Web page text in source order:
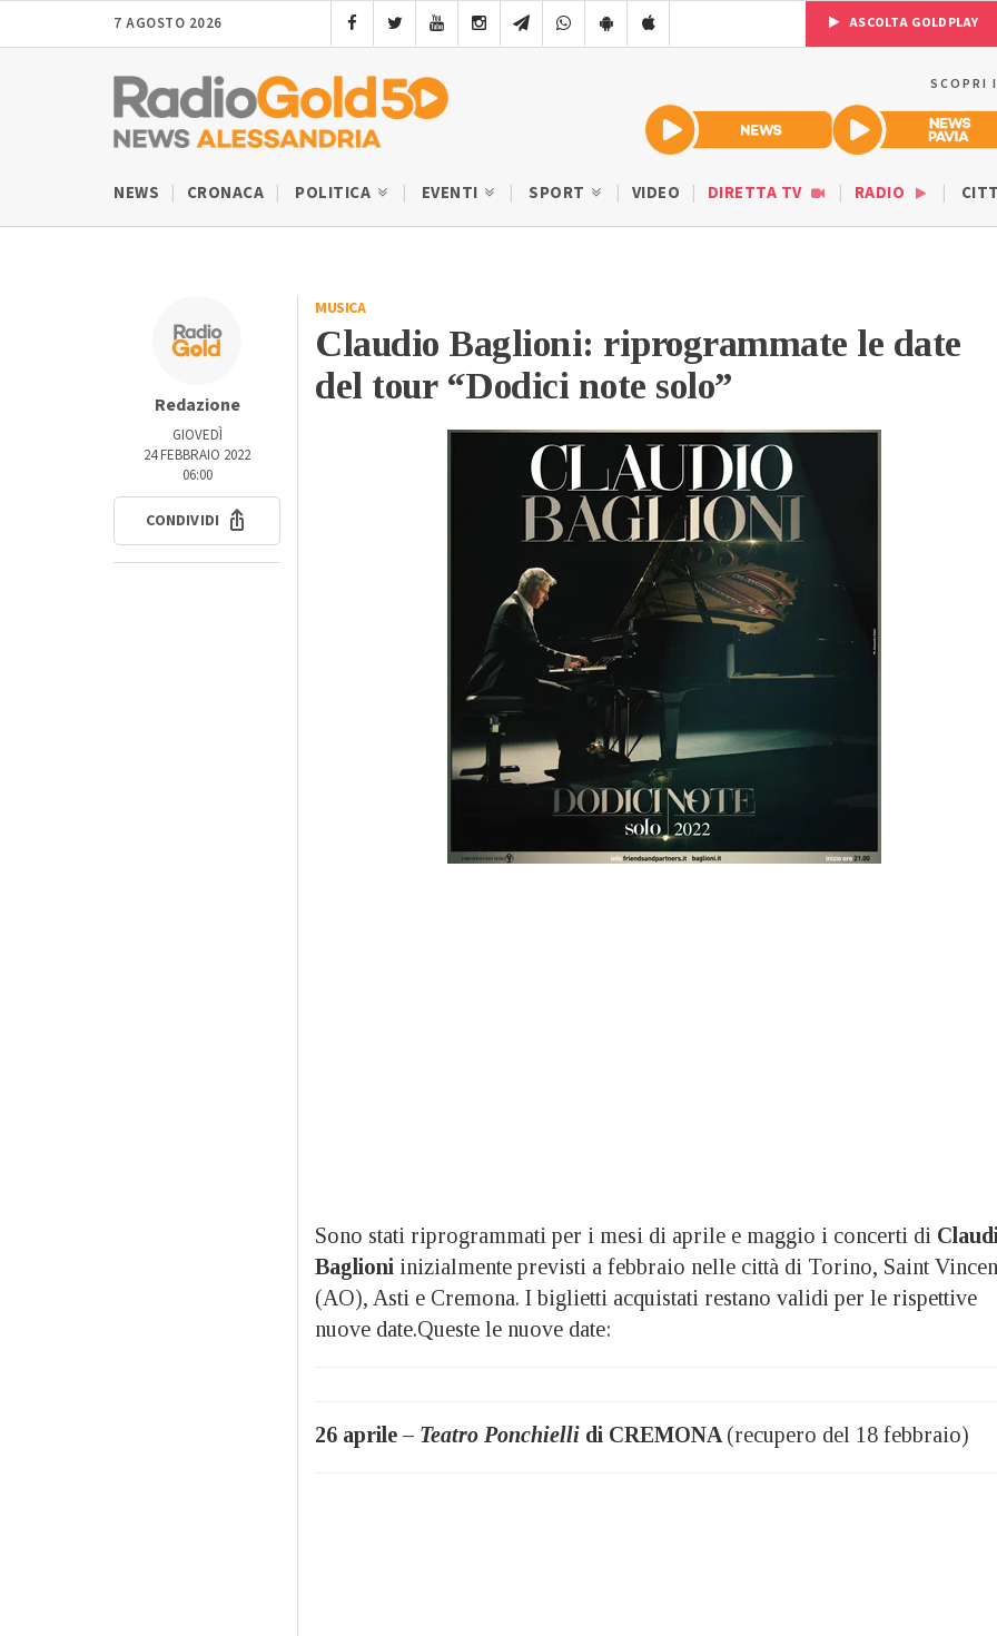
7 AGOSTO 2026 ASCOLTA GOLDPLAY
SCOPRI
NEWS CRONACA POLITICA EVENTI SPORT VIDEO DIRETTA TV RADIO
Redazione
GIOVEDÌ
24 FEBBRAIO 2022
06:00
CONDIVIDI
MUSICA
Claudio Baglioni: riprogrammate le date
del tour “Dodici note solo”
Sono stati riprogrammati per i mesi di aprile e maggio i concerti di
Baglioni inizialmente previsti a febbraio nelle città di Torino, Saint
(AO), Asti e Cremona. I biglietti acquistati restano validi per le rispettive
nuove date.Queste le nuove date:
26 aprile – Teatro Ponchielli di CREMONA (recupero del 18 febbraio)